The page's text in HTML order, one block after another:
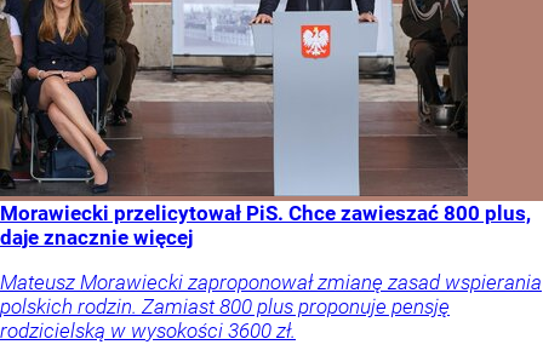
Morawiecki przelicytował PiS. Chce zawieszać 800 plus,
daje znacznie więcej
Mateusz Morawiecki zaproponował zmianę zasad wspierania
polskich rodzin. Zamiast 800 plus proponuje pensję
rodzicielską w wysokości 3600 zł.